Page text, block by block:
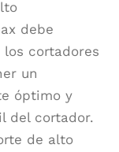
debe
cortadores
un
óptimo y
del cortador.
de alto